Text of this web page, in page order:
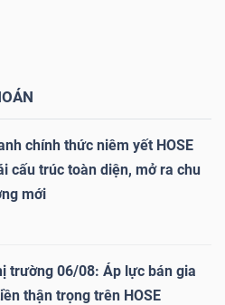
chính thức niêm yết HOSE
cấu trúc toàn diện, mở ra chu
mới
trường 06/08: Áp lực bán gia
thận trọng trên HOSE